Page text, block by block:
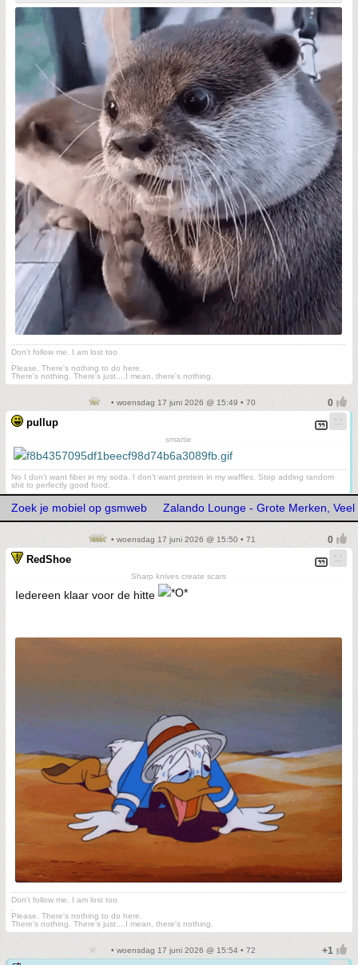
Don't follow me. I am lost too
Please. There's nothing to do here.
There's nothing. There's just....I mean, there's nothing.
• woensdag 17 juni 2026 @ 15:49 • 70
pullup
smartie
No I don't want fiber in my soda. I don't want protein in my waffles. Stop adding random
shit to perfectly good food.
Zoek je mobiel op gsmweb Zalando Lounge - Grote Merken, Veel
• woensdag 17 juni 2026 @ 15:50 • 71
RedShoe
Sharp knives create scars
Iedereen klaar voor de hitte
Don't follow me. I am lost too
Please. There's nothing to do here.
There's nothing. There's just....I mean, there's nothing.
• woensdag 17 juni 2026 @ 15:54 • 72